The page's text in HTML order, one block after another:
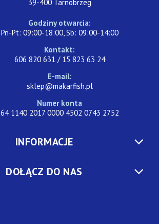
39-400 Tarnobrzeg
Godziny otwarcia:
Pn-Pt: 09:00-18:00, Sb: 09:00-14:00
Kontakt:
606 820 631 / 15 823 63 24
E-mail:
sklep@makarfish.pl
Numer konta
64 1140 2017 0000 4502 0743 2752
INFORMACJE
DOŁĄCZ DO NAS